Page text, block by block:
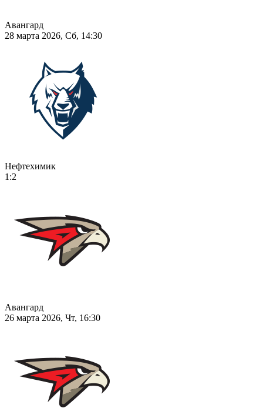
Авангард
28 марта 2026, Сб, 14:30
Нефтехимик
1:2
Авангард
26 марта 2026, Чт, 16:30